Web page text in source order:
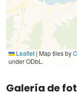
Leaflet | Map tiles by
under ODbL.
Galería de